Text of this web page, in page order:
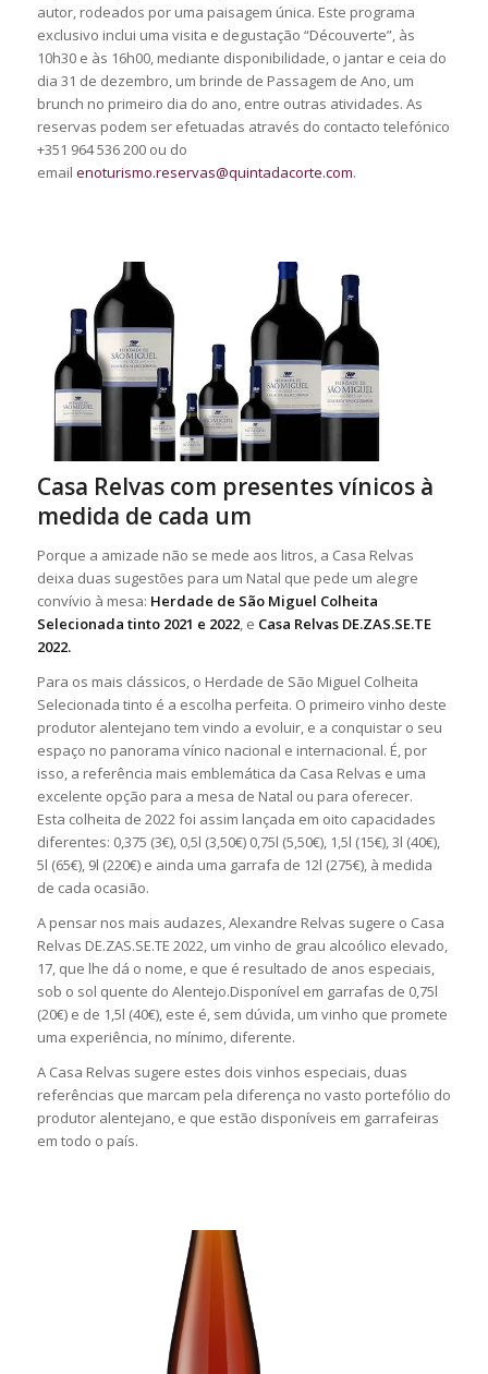
autor, rodeados por uma paisagem única. Este programa
exclusivo inclui uma visita e degustação “Découverte”, às
10h30 e às 16h00, mediante disponibilidade, o jantar e ceia do
dia 31 de dezembro, um brinde de Passagem de Ano, um
brunch no primeiro dia do ano, entre outras atividades. As
reservas podem ser efetuadas através do contacto telefónico
+351 964 536 200 ou do
email enoturismo.reservas@quintadacorte.com.
Casa Relvas com presentes vínicos à
medida de cada um
Porque a amizade não se mede aos litros, a Casa Relvas
deixa duas sugestões para um Natal que pede um alegre
convívio à mesa: Herdade de São Miguel Colheita
Selecionada tinto 2021 e 2022, e Casa Relvas DE.ZAS.SE.TE
2022.
Para os mais clássicos, o Herdade de São Miguel Colheita
Selecionada tinto é a escolha perfeita. O primeiro vinho deste
produtor alentejano tem vindo a evoluir, e a conquistar o seu
espaço no panorama vínico nacional e internacional. É, por
isso, a referência mais emblemática da Casa Relvas e uma
excelente opção para a mesa de Natal ou para oferecer.
Esta colheita de 2022 foi assim lançada em oito capacidades
diferentes: 0,375 (3€), 0,5l (3,50€) 0,75l (5,50€), 1,5l (15€), 3l (40€),
5l (65€), 9l (220€) e ainda uma garrafa de 12l (275€), à medida
de cada ocasião.
A pensar nos mais audazes, Alexandre Relvas sugere o Casa
Relvas DE.ZAS.SE.TE 2022, um vinho de grau alcoólico elevado,
17, que lhe dá o nome, e que é resultado de anos especiais,
sob o sol quente do Alentejo.Disponível em garrafas de 0,75l
(20€) e de 1,5l (40€), este é, sem dúvida, um vinho que promete
uma experiência, no mínimo, diferente.
A Casa Relvas sugere estes dois vinhos especiais, duas
referências que marcam pela diferença no vasto portefólio do
produtor alentejano, e que estão disponíveis em garrafeiras
em todo o país.